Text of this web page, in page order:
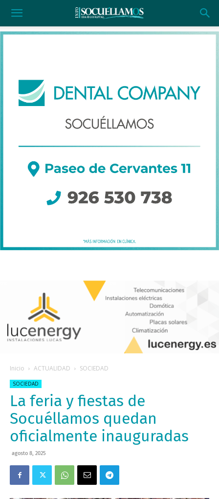
Inicio ACTUALIDAD SOCIEDAD
SOCIEDAD
La feria y fiestas de
Socuéllamos quedan
oficialmente inauguradas
agosto 8, 2025